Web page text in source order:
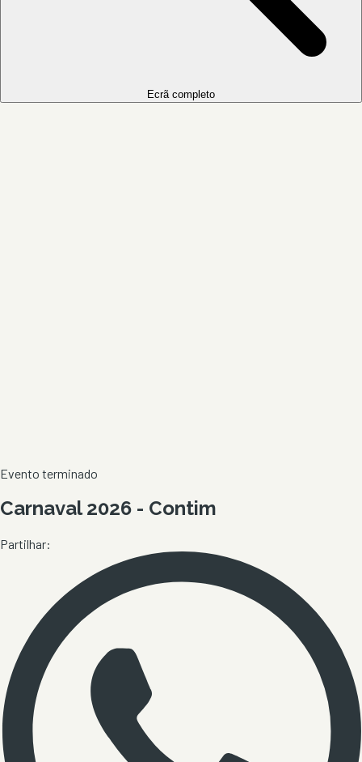
Ecrã completo
Evento terminado
Carnaval 2026 - Contim
Partilhar: